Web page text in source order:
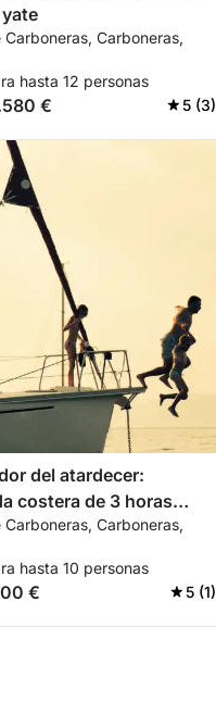
Carboneras, Carboneras,
hasta 12 personas
€ 5 (3)
del atardecer:
costera de 3 horas
Carboneras, Carboneras,
hasta 10 personas
€ 5 (1)